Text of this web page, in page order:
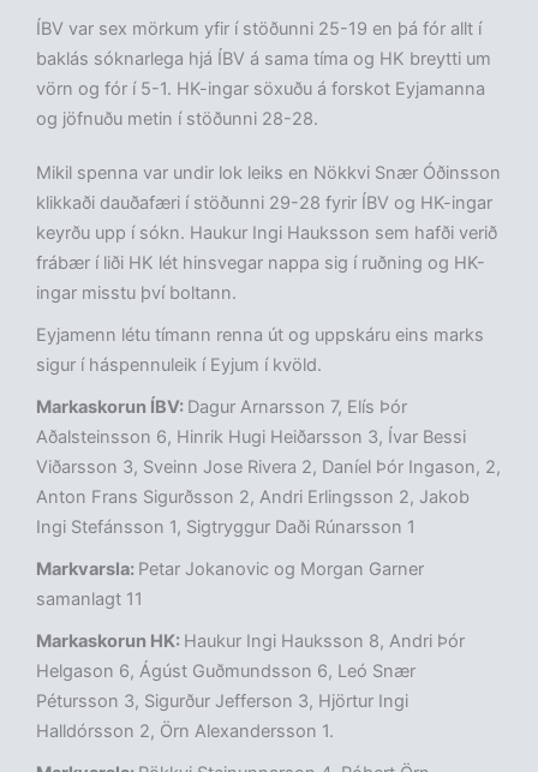
ÍBV var sex mörkum yfir í stöðunni 25-19 en þá fór allt í
baklás sóknarlega hjá ÍBV á sama tíma og HK breytti um
vörn og fór í 5-1. HK-ingar söxuðu á forskot Eyjamanna
og jöfnuðu metin í stöðunni 28-28.
Mikil spenna var undir lok leiks en Nökkvi Snær Óðinsson
klikkaði dauðafæri í stöðunni 29-28 fyrir ÍBV og HK-ingar
keyrðu upp í sókn. Haukur Ingi Hauksson sem hafði verið
frábær í liði HK lét hinsvegar nappa sig í ruðning og HK-
ingar misstu því boltann.
Eyjamenn létu tímann renna út og uppskáru eins marks
sigur í háspennuleik í Eyjum í kvöld.
Markaskorun ÍBV: Dagur Arnarsson 7, Elís Þór
Aðalsteinsson 6, Hinrik Hugi Heiðarsson 3, Ívar Bessi
Viðarsson 3, Sveinn Jose Rivera 2, Daníel Þór Ingason, 2,
Anton Frans Sigurðsson 2, Andri Erlingsson 2, Jakob
Ingi Stefánsson 1, Sigtryggur Daði Rúnarsson 1
Markvarsla: Petar Jokanovic og Morgan Garner
samanlagt 11
Markaskorun HK: Haukur Ingi Hauksson 8, Andri Þór
Helgason 6, Ágúst Guðmundsson 6, Leó Snær
Pétursson 3, Sigurður Jefferson 3, Hjörtur Ingi
Halldórsson 2, Örn Alexandersson 1.